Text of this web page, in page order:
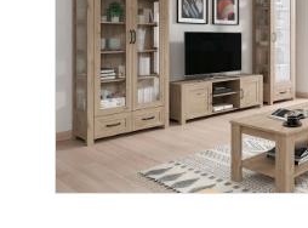
Aspen
Więcej